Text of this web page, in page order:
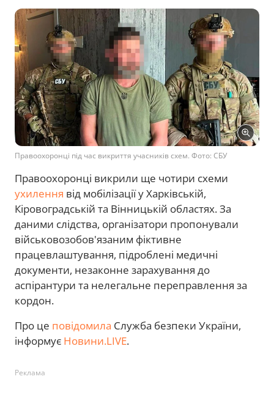
Правоохоронці під час викриття учасників схем. Фото: СБУ
Правоохоронці викрили ще чотири схеми
ухилення від мобілізації у Харківській,
Кіровоградській та Вінницькій областях. За
даними слідства, організатори пропонували
військовозобов'язаним фіктивне
працевлаштування, підроблені медичні
документи, незаконне зарахування до
аспірантури та нелегальне переправлення за
кордон.
Про це повідомила Служба безпеки України,
інформує Новини.LIVE.
Реклама